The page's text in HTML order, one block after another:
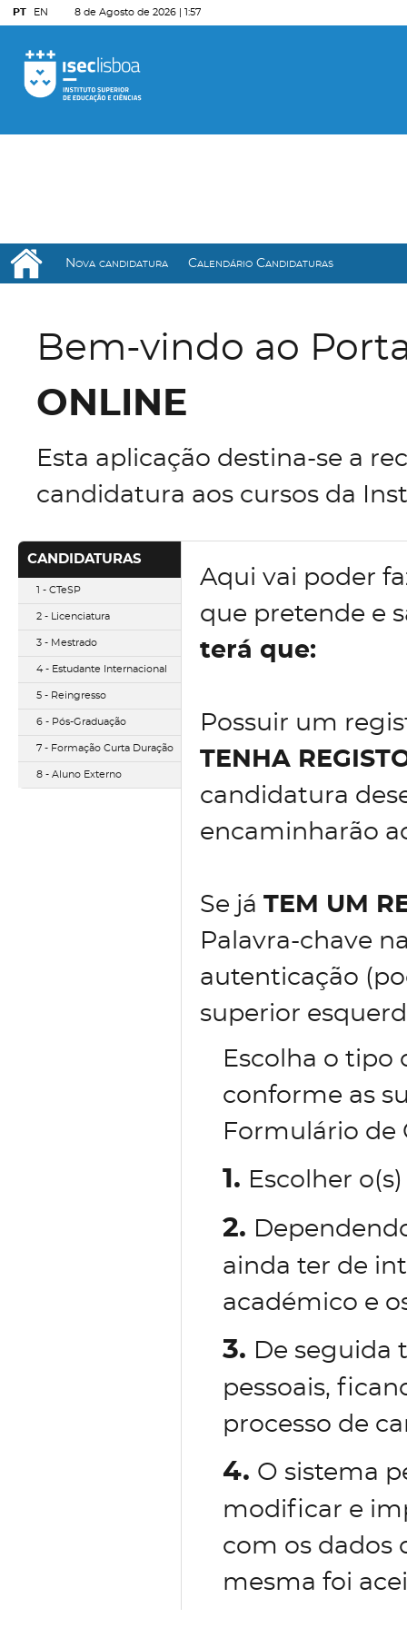
PT EN 8 de Agosto de 2026 | 1:57
Nova candidatura Calendário Candidaturas
Bem-vindo ao
ONLINE
Esta aplicação destina-se a
candidatura aos cursos da
CANDIDATURAS
1 - CTeSP
2 - Licenciatura
3 - Mestrado
4 - Estudante Internacional
5 - Reingresso
6 - Pós-Graduação
7 - Formação Curta Duração
8 - Aluno Externo
Aqui vai poder
que pretende e
terá que:
Possuir um
TENHA
candidatura
encaminharão
Se já TEM UM
Palavra-chave
autenticação
superior
Escolha o tipo
conforme as
Formulário de
1. Escolher
2.
ainda ter de
académico e
3. De seguida
pessoais,
processo de
4. O sistema
modificar e
com os dados
mesma foi